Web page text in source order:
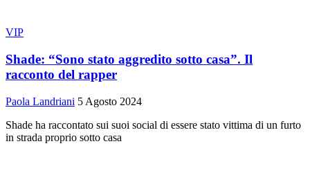
VIP
Shade: “Sono stato aggredito sotto casa”. Il
racconto del rapper
Paola Landriani 5 Agosto 2024
Shade ha raccontato sui suoi social di essere stato vittima di un furto
in strada proprio sotto casa